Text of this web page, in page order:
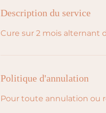
Description du service
Cure sur 2 mois alternant
Politique d'annulation
Pour toute annulation ou